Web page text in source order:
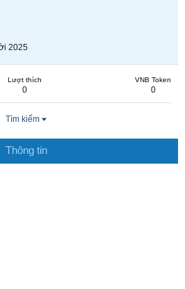
2025
Lượt thích
0
VNB Token
0
Tìm kiếm
Thông tin